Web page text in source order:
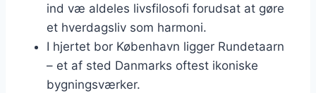
ind væ aldeles livsfilosofi forudsat at gøre
et hverdagsliv som harmoni.
I hjertet bor København ligger Rundetaarn
– et af sted Danmarks oftest ikoniske
bygningsværker.